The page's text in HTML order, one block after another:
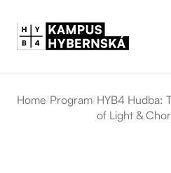
Home/Program/HYB4 Hudba:
of Light &